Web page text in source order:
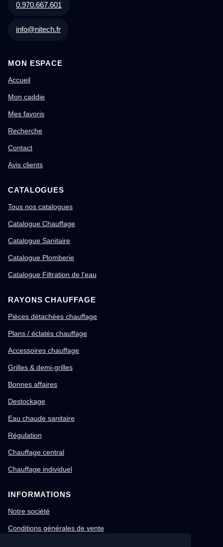
0.970.667.601
info@nitech.fr
MON ESPACE
Accueil
Mon caddie
Mes favoris
Recherche
Contact
Avis clients
CATALOGUES
Tous nos catalogues
Catalogue Chauffage
Catalogue Sanitaire
Catalogue Plomberie
Catalogue Filtration de l'eau
RAYONS CHAUFFAGE
Pièces détachées chauffage
Plans / éclatés chauffage
Accessoires chauffage
Grilles & demi-grilles
Bonnes affaires
Destockage
Eau chaude sanitaire
Régulation
Chauffage central
Chauffage individuel
INFORMATIONS
Notre société
Conditions générales de vente